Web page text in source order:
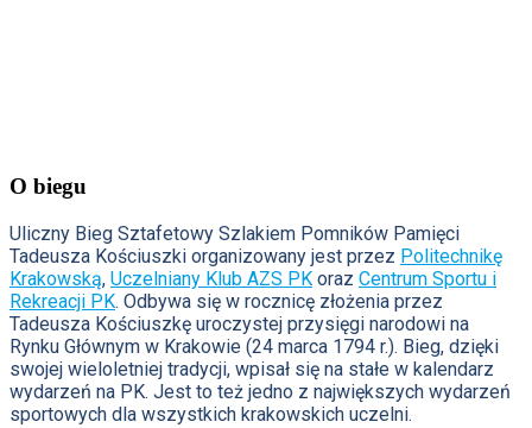
O biegu
Uliczny Bieg Sztafetowy Szlakiem Pomników Pamięci
Tadeusza Kościuszki organizowany jest przez Politechnikę
Krakowską, Uczelniany Klub AZS PK oraz Centrum Sportu i
Rekreacji PK. Odbywa się w rocznicę złożenia przez
Tadeusza Kościuszkę uroczystej przysięgi narodowi na
Rynku Głównym w Krakowie (24 marca 1794 r.). Bieg, dzięki
swojej wieloletniej tradycji, wpisał się na stałe w kalendarz
wydarzeń na PK. Jest to też jedno z największych wydarzeń
sportowych dla wszystkich krakowskich uczelni.